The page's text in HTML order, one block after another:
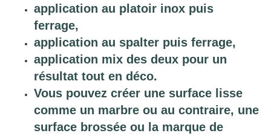
application au platoir inox puis
ferrage,
application au spalter puis ferrage,
application mix des deux pour un
résultat tout en déco.
Vous pouvez créer une surface lisse
comme un marbre ou au contraire, une
surface brossée ou la marque de